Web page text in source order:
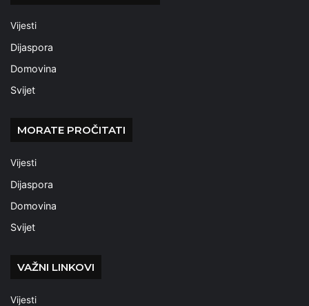
Vijesti
Dijaspora
Domovina
Svijet
MORATE PROČITATI
Vijesti
Dijaspora
Domovina
Svijet
VAŽNI LINKOVI
Vijesti